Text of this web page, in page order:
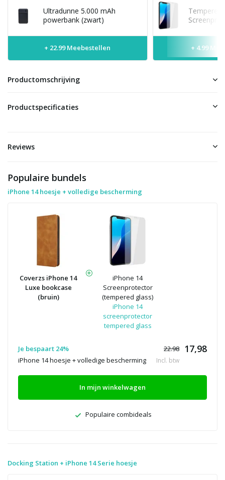
Ultradunne 5.000 mAh
powerbank (zwart)
+ 22.99 Meebestellen
Tempered
+ 4.99
Productomschrijving
Productspecificaties
Reviews
Populaire bundels
iPhone 14 hoesje + volledige bescherming
Coverzs iPhone 14
Luxe bookcase
(bruin)
iPhone 14
Screenprotector
(tempered glass)
iPhone 14
screenprotector
tempered glass
Je bespaart 24% 22.98 17,98
iPhone 14 hoesje + volledige bescherming Incl. btw
In mijn winkelwagen
Populaire combideals
Docking Station + iPhone 14 Serie hoesje